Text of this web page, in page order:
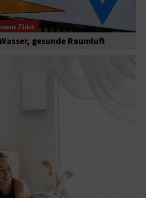
gesunde Raumluft
Zürich